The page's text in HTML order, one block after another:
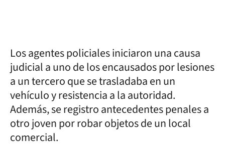
Los agentes policiales iniciaron una causa
judicial a uno de los encausados por lesiones
a un tercero que se trasladaba en un
vehículo y resistencia a la autoridad.
Además, se registro antecedentes penales a
otro joven por robar objetos de un local
comercial.